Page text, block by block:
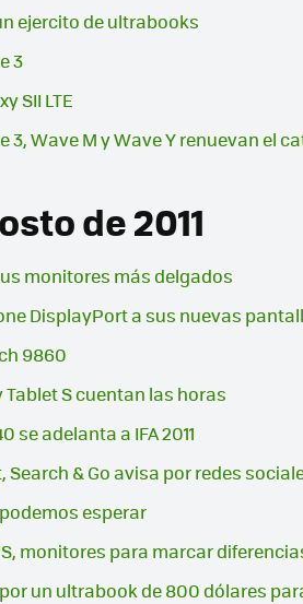
ejercito de ultrabooks
3
SII LTE
3, Wave M y Wave Y renuevan el
de 2011
monitores más delgados
DisplayPort a sus nuevas
9860
Tablet S cuentan las horas
se adelanta a IFA 2011
Search & Go avisa por redes
podemos esperar
monitores para marcar
un ultrabook de 800 dólares